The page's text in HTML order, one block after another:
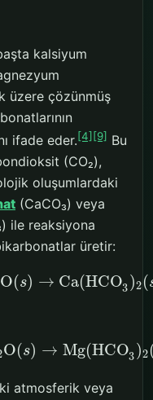
kalsiyum
üzere çözünmüş
ifade eder.[4] [9] Bu
(CO₂),
oluşumlardaki
(CaCO₃) veya
ile reaksiyona
üretir:
O(s) → Ca(HCO3)2 (
O(s) → Mg(HCO3)2
atmosferik veya